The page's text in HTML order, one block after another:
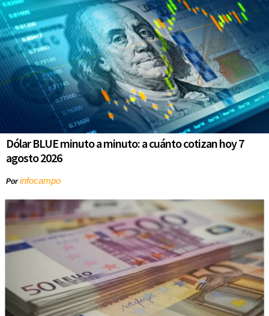
Dólar BLUE minuto a minuto: a cuánto cotizan hoy 7
agosto 2026
Porinfocampo